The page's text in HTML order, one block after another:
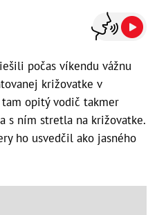
počas víkendu vážnu
križovatke v
tam opitý vodič takmer
s ním stretla na križovatke.
ho usvedčil ako jasného